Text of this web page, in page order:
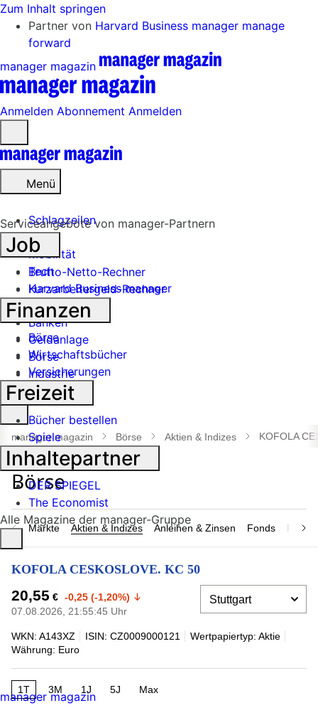
Zum Inhalt springen
Partner von Harvard Business manager manage
forward
manager magazin
Anmelden Abonnement Anmelden
öffnen
Menü
Schlagzeilen
Mobilität
Tech
Harvard Business manager
Handel
Banken
Geldanlage
Börse
Industrie
Suche
öffnen
manager magazin Börse Aktien & Indizes KOFOLA
Märkte Aktien & Indizes Anleihen & Zinsen Fonds
KOFOLA CESKOSLOVE. KC 50
20,55 € -0,25 (-1,20%)
07.08.2026, 21:55:45 Uhr
WKN: A143XZ ISIN: CZ0009000121
Wertpapiertyp: Aktie
Währung: Euro
1T 3M 1J 5J Max
Serviceangebote von manager-Partnern
Job
Brutto-Netto-Rechner
Kurzarbeitergeld-Rechner
Finanzen
Börse
Wirtschaftsbücher
Versicherungen
Freizeit
Bücher bestellen
Spiele
Inhaltepartner
DER SPIEGEL
The Economist
Alle Magazine der manager-Gruppe
manager magazin